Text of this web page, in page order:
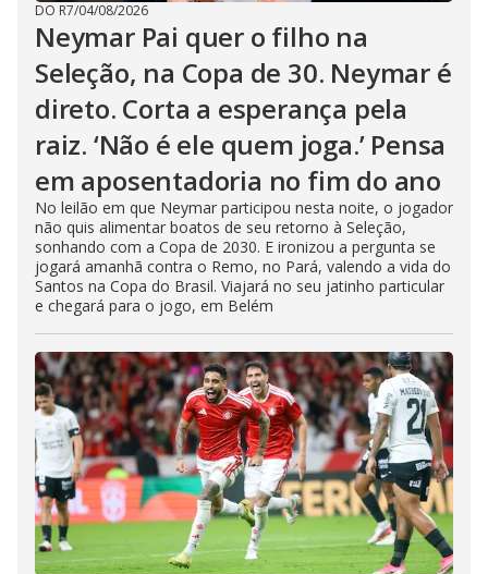
DO R7/04/08/2026
Neymar Pai quer o filho na
Seleção, na Copa de 30. Neymar é
direto. Corta a esperança pela
raiz. ‘Não é ele quem joga.’ Pensa
em aposentadoria no fim do ano
No leilão em que Neymar participou nesta noite, o jogador
não quis alimentar boatos de seu retorno à Seleção,
sonhando com a Copa de 2030. E ironizou a pergunta se
jogará amanhã contra o Remo, no Pará, valendo a vida do
Santos na Copa do Brasil. Viajará no seu jatinho particular
e chegará para o jogo, em Belém